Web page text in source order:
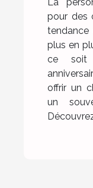
pour des
tendance
plus en
ce soit
offrir un
un